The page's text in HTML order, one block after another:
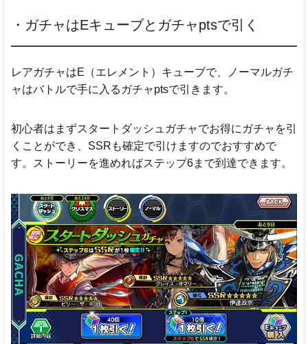
・ガチャはEキューブとガチャptsで引く
レアガチャはE（エレメント）キューブで、ノーマルガチ
ャはバトルで手に入るガチャptsで引きます。
初心者はまずスタートダッシュガチャでお得にガチャを引
くことができ、SSRも確定で引けますのでおすすめで
す。ストーリーを進めればステップ6まで到達できます。